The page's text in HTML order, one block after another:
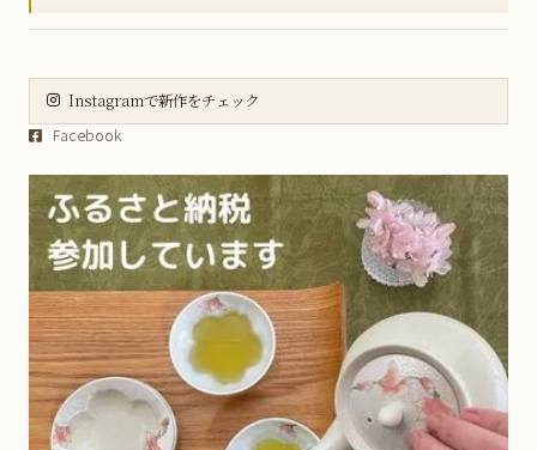
大皿
虹彩野菜シリーズ
薄ピンク釉虹彩桜シリーズ
五福こうもりシリーズ
方割シリーズ
伝統工芸士作品 - ガーベラシリーズ
茶碗蒸し
ギフト包装
2026年8月
2
16
17 18 19 20 21
22
23
25 26 28
29
30
31
土・日・祝日は定休日となります。
お休み期間中のご注文商品の発送、
お問い合わせの対応は翌営業日以降と
なりますので、予めご了承ください。
Instagramで新作をチェック
Facebook